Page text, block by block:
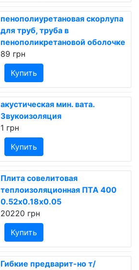
пенополиуретановая скорлупа
для труб, труба в
пенополикретановой оболочке
89 грн
Купить
акустическая мин. вата.
Звукоизоляция
1 грн
Купить
Плита совелитовая
теплоизоляционная ПТА 400
0.52х0.18х0.05
20220 грн
Купить
Гибкие предварит-но т/